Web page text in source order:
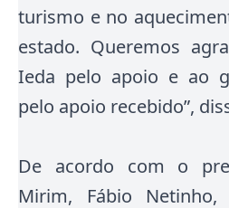
turismo e no
estado. Queremos
Ieda pelo apoio e ao
pelo apoio recebido”,
De acordo com o
Mirim, Fábio